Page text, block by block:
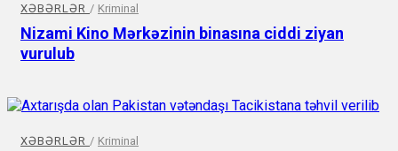
XƏBƏRLƏR / Kriminal
Nizami Kino Mərkəzinin binasına ciddi ziyan
vurulub
XƏBƏRLƏR / Kriminal